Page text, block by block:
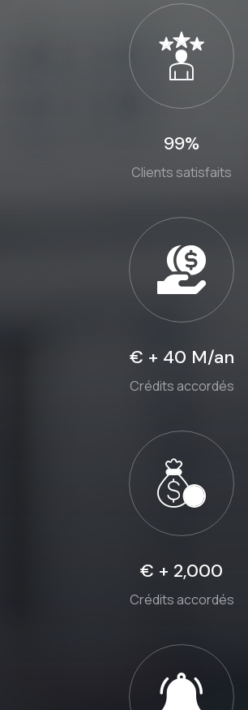
99%
Clients satisfaits
€ + 40 M/an
Crédits accordés
€ + 2,000
Crédits accordés